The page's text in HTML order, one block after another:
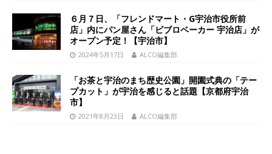
６月７日、「フレンドマート・G宇治市役所前
店」内にパン屋さん「ビブロベーカー 宇治店」が
オープン予定！【宇治市】
2024年5月17日 ALCO編集部
「お茶と宇治のまち歴史公園」開園式典の「テー
プカット」が宇治を感じると話題【京都府宇治
市】
2021年8月23日 ALCO編集部